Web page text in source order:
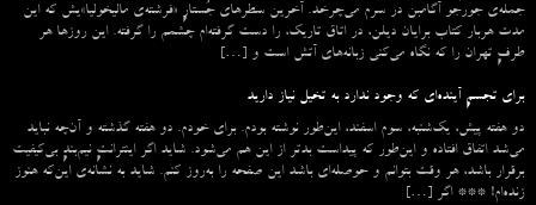
جمله‌ی جورجو آگامبن در سرم می‌چرخد. آخرین سطرهای جُستارِ «فرشته‌ی مالیخولیا»یش که این
مدت هربار کتاب برایان دیلن، در اتاق تاریک، را دست گرفته‌ام چشمم را گرفته. این روزها هر
طرفِ تهران را که نگاه می‌کنی زبانه‌های آتش است و […]
برای تجسمِ آینده‌ای که وجود ندارد به تخیل نیاز دارید
دو هفته پیش، یک‌شنبه، سوم اسفند، این‌طور نوشته بودم. برای خودم. دو هفته گذشته و آن‌چه نباید
می‌شد اتفاق افتاده و این‌طور که پیداست بدتر از این هم می‌شود. شاید اگر اینترانتِ نیم‌بندِ بی‌کیفیت
برقرار باشد، هر وقت بتوانم و حوصله‌ای باشد این صفحه را به‌روز کنم. شاید به نشانه‌ی این‌که هنوز
زنده‌ام! *** اگر […]